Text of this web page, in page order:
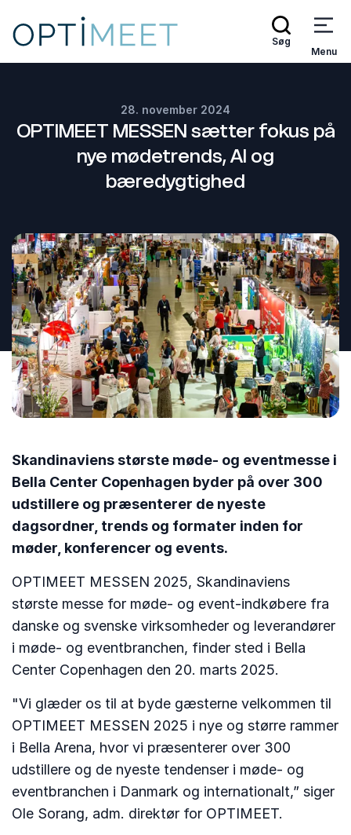
Søg
Menu
28. november 2024
OPTIMEET MESSEN sætter fokus på
nye mødetrends, AI og
bæredygtighed
Skandinaviens største møde- og eventmesse i
Bella Center Copenhagen byder på over 300
udstillere og præsenterer de nyeste
dagsordner, trends og formater inden for
møder, konferencer og events.
OPTIMEET MESSEN 2025, Skandinaviens
største messe for møde- og event-indkøbere fra
danske og svenske virksomheder og leverandører
i møde- og eventbranchen, finder sted i Bella
Center Copenhagen den 20. marts 2025.
"Vi glæder os til at byde gæsterne velkommen til
OPTIMEET MESSEN 2025 i nye og større rammer
i Bella Arena, hvor vi præsenterer over 300
udstillere og de nyeste tendenser i møde- og
eventbranchen i Danmark og internationalt,” siger
Ole Sorang, adm. direktør for OPTIMEET.